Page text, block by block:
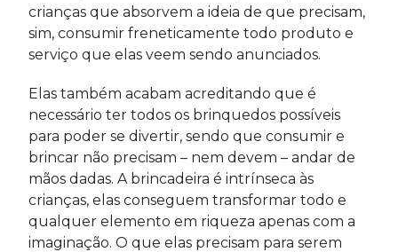
crianças que absorvem a ideia de que precisam,
sim, consumir freneticamente todo produto e
serviço que elas veem sendo anunciados.
Elas também acabam acreditando que é
necessário ter todos os brinquedos possíveis
para poder se divertir, sendo que consumir e
brincar não precisam – nem devem – andar de
mãos dadas. A brincadeira é intrínseca às
crianças, elas conseguem transformar todo e
qualquer elemento em riqueza apenas com a
imaginação. O que elas precisam para serem